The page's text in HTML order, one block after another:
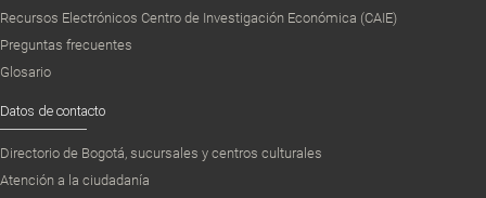
Recursos Electrónicos Centro de Investigación Económica (CAIE)
Preguntas frecuentes
Glosario
Datos de contacto
Directorio de Bogotá, sucursales y centros culturales
Atención a la ciudadanía